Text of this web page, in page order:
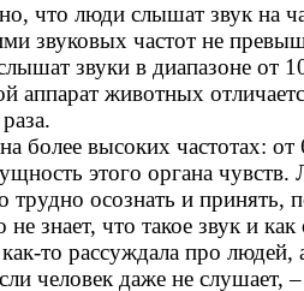
что люди слышат звук на
звуковых частот не
звуки в диапазоне от
животных
более высоких частотах:
этого органа
осознать и
не знает, что такое звук и
то рассуждала про людей,
человек даже не слушает,